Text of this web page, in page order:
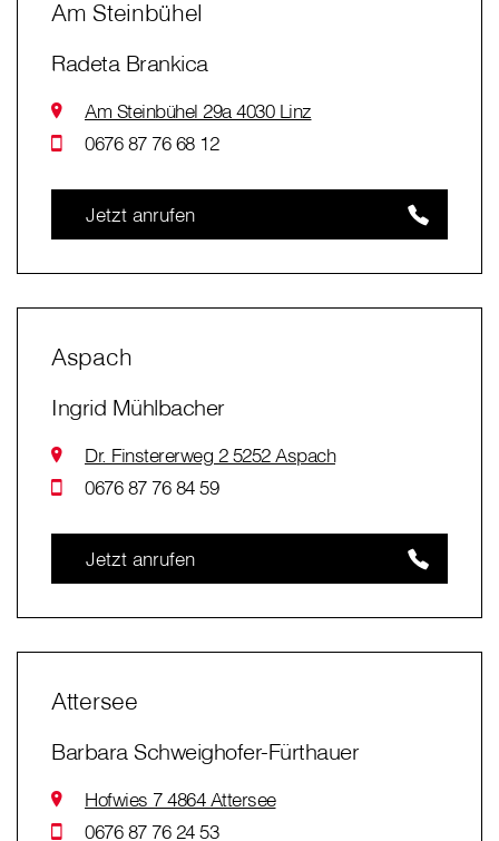
Am Steinbühel
Radeta Brankica
Am Steinbühel 29a 4030 Linz
0676 87 76 68 12
Jetzt anrufen
Aspach
Ingrid Mühlbacher
Dr. Finstererweg 2 5252 Aspach
0676 87 76 84 59
Jetzt anrufen
Attersee
Barbara Schweighofer-Fürthauer
Hofwies 7 4864 Attersee
0676 87 76 24 53